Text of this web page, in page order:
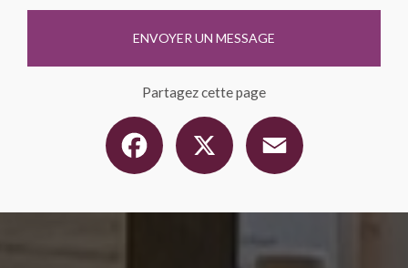
ENVOYER UN MESSAGE
Partagez cette page
Facebook